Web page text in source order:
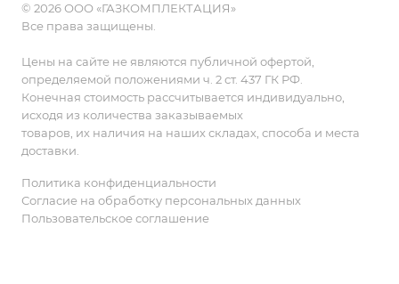
© 2026 ООО «ГАЗКОМПЛЕКТАЦИЯ»
Все права защищены.
Цены на сайте не являются публичной офертой,
определяемой положениями ч. 2 ст. 437 ГК РФ.
Конечная стоимость рассчитывается индивидуально,
исходя из количества заказываемых
товаров, их наличия на наших складах, способа и места
доставки.
Политика конфиденциальности
Согласие на обработку персональных данных
Пользовательское соглашение